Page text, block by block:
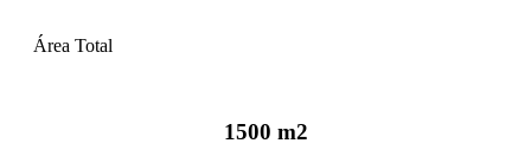
Área Total
1500 m2